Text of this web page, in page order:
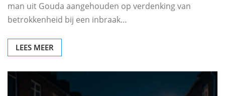
man uit Gouda aangehouden op verdenking van
betrokkenheid bij een inbraak…
LEES MEER